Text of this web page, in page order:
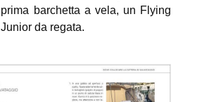
prima barchetta a vela, un Flying
Junior da regata.
professionista e collabora con